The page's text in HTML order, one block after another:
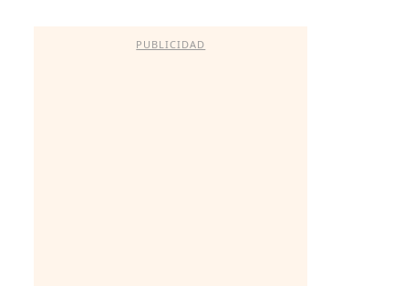
PUBLICIDAD